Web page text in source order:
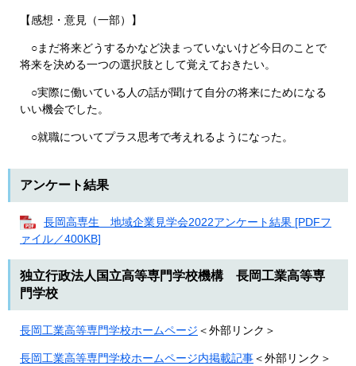
【感想・意見（一部）】
○まだ将来どうするかなど決まっていないけど今日のことで
将来を決める一つの選択肢として覚えておきたい。
○実際に働いている人の話が聞けて自分の将来にためになる
いい機会でした。
○就職についてプラス思考で考えれるようになった。
アンケート結果
長岡高専生 地域企業見学会2022アンケート結果 [PDFフ
ァイル／400KB]
独立行政法人国立高等専門学校機構 長岡工業高等専
門学校
長岡工業高等専門学校ホームページ ＜外部リンク＞
長岡工業高等専門学校ホームページ内掲載記事＜外部リンク＞